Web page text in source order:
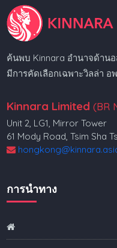
ค้นพบ Kinnara อำนาจด้าน
มีการคัดเลือกเฉพาะวิลล่า
Kinnara Limited (BR
Unit 2, LG1, Mirror Tower
61 Mody Road, Tsim Sha
การนำทาง